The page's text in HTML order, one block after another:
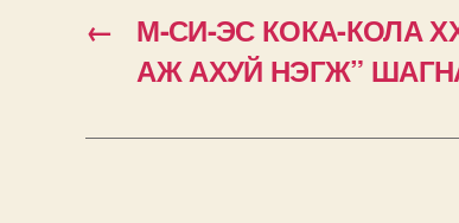
←
М-СИ-ЭС КОКА-КОЛА
АЖ АХУЙ НЭГЖ”